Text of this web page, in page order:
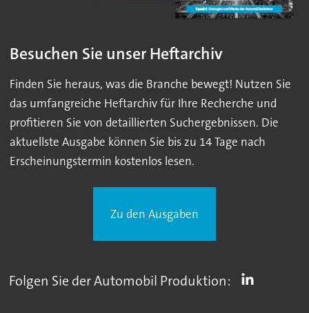
Besuchen Sie unser Heftarchiv
Finden Sie heraus, was die Branche bewegt! Nutzen Sie
das umfangreiche Heftarchiv für Ihre Recherche und
profitieren Sie von detaillierten Suchergebnissen. Die
aktuellste Ausgabe können Sie bis zu 14 Tage nach
Erscheinungstermin kostenlos lesen.
Zu den Ausgaben
Folgen Sie der Automobil Produktion: